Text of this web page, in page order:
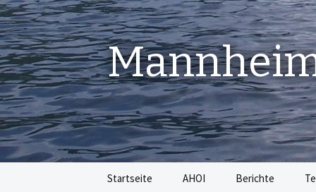
Startseite AHOI Berichte